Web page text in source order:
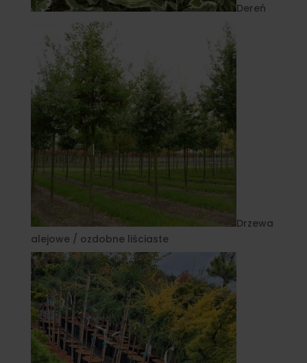
Dereń
Drzewa
alejowe / ozdobne liściaste